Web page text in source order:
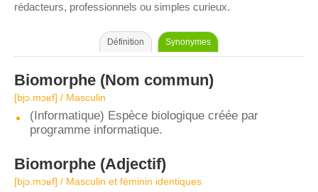
rédacteurs, professionnels ou simples curieux.
Définition Synonymes
Biomorphe (Nom commun)
[bjɔ.mɔʁf] / Masculin
(Informatique) Espèce biologique créée par
programme informatique.
Biomorphe (Adjectif)
[bjɔ.mɔʁf] / Masculin et féminin identiques